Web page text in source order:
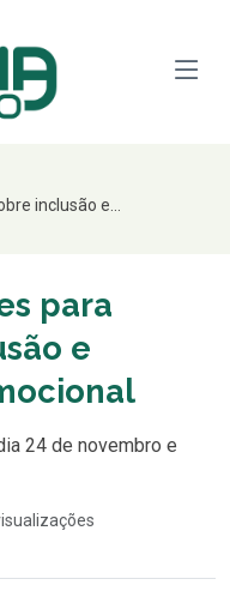
inclusão e...
para
e
24 de novembro e